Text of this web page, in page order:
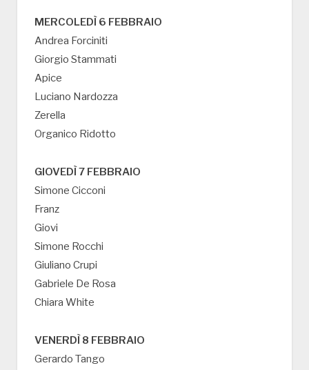
MERCOLEDÌ 6 FEBBRAIO
Andrea Forciniti
Giorgio Stammati
Apice
Luciano Nardozza
Zerella
Organico Ridotto
GIOVEDÌ 7 FEBBRAIO
Simone Cicconi
Franz
Giovi
Simone Rocchi
Giuliano Crupi
Gabriele De Rosa
Chiara White
VENERDÌ 8 FEBBRAIO
Gerardo Tango